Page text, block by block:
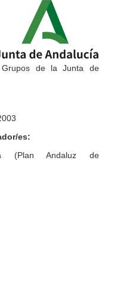
Grupos de la Junta de
es:
(Plan Andaluz de